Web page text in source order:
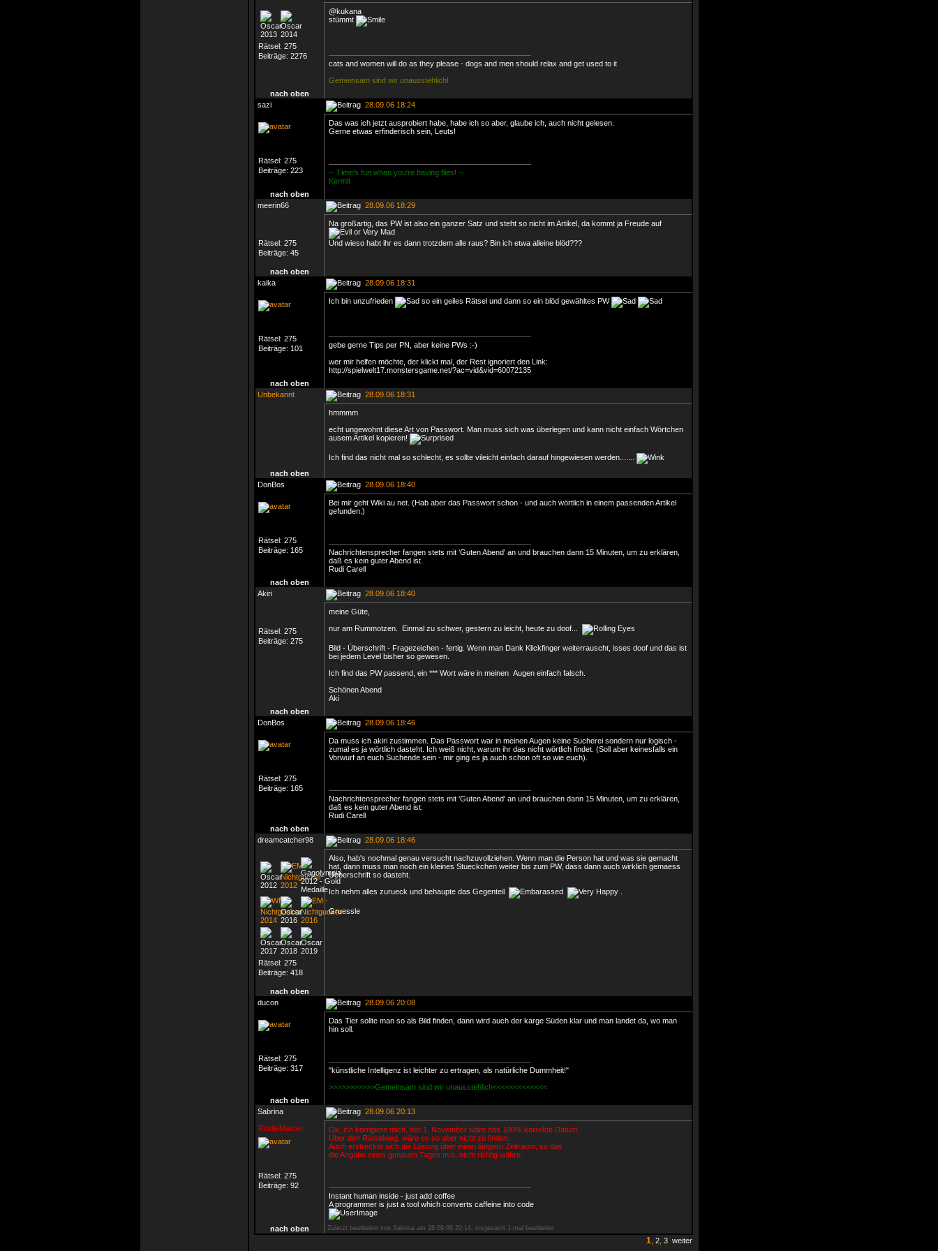
Rätsel: 275
Beiträge: 2276
@kukana
stümmt
cats and women will do as they please - dogs and men should relax and get used to it
Gemeinsam sind wir unausstehlich!
nach oben
sazi
28.09.06 18:24
Rätsel: 275
Beiträge: 223
Das was ich jetzt ausprobiert habe, habe ich so aber, glaube ich, auch nicht gelesen.
Gerne etwas erfinderisch sein, Leuts!
-- Time's fun when you're having flies! --
Kermit
nach oben
meerin66
28.09.06 18:29
Rätsel: 275
Beiträge: 45
Na großartig, das PW ist also ein ganzer Satz und steht so nicht im Artikel, da kommt ja Freude auf
Und wieso habt ihr es dann trotzdem alle raus? Bin ich etwa alleine blöd???
nach oben
kaika
28.09.06 18:31
Rätsel: 275
Beiträge: 101
Ich bin unzufrieden so ein geiles Rätsel und dann so ein blöd gewähltes PW
gebe gerne Tips per PN, aber keine PWs :-)
wer mir helfen möchte, der klickt mal, der Rest ignoriert den Link:
http://spielwelt17.monstersgame.net/?ac=vid&vid=60072135
nach oben
Unbekannt
28.09.06 18:31
hmmmm
echt ungewohnt diese Art von Passwort. Man muss sich was überlegen und kann nicht einfach Wörtchen
ausem Artikel kopieren!
Ich find das nicht mal so schlecht, es sollte vileicht einfach darauf hingewiesen werden.......
nach oben
DonBos
28.09.06 18:40
Rätsel: 275
Beiträge: 165
Bei mir geht Wiki au net. (Hab aber das Passwort schon - und auch wörtlich in einem passenden Artikel
gefunden.)
Nachrichtensprecher fangen stets mit 'Guten Abend' an und brauchen dann 15 Minuten, um zu erklären,
daß es kein guter Abend ist.
Rudi Carell
nach oben
Akiri
28.09.06 18:40
Rätsel: 275
Beiträge: 275
meine Güte,
nur am Rummotzen. Einmal zu schwer, gestern zu leicht, heute zu doof...
Bild - Überschrift - Fragezeichen - fertig. Wenn man Dank Klickfinger weiterrauscht, isses doof und das ist
bei jedem Level bisher so gewesen.
Ich find das PW passend, ein *** Wort wäre in meinen Augen einfach falsch.
Schönen Abend
Aki
nach oben
DonBos
28.09.06 18:46
Rätsel: 275
Beiträge: 165
Da muss ich akiri zustimmen. Das Passwort war in meinen Augen keine Sucherei sondern nur logisch -
zumal es ja wörtlich dasteht. Ich weiß nicht, warum ihr das nicht wörtlich findet. (Soll aber keinesfalls ein
Vorwurf an euch Suchende sein - mir ging es ja auch schon oft so wie euch).
Nachrichtensprecher fangen stets mit 'Guten Abend' an und brauchen dann 15 Minuten, um zu erklären,
daß es kein guter Abend ist.
Rudi Carell
nach oben
dreamcatcher98
28.09.06 18:46
Rätsel: 275
Beiträge: 418
Also, hab's nochmal genau versucht nachzuvollziehen. Wenn man die Person hat und was sie gemacht
hat, dann muss man noch ein kleines Stueckchen weiter bis zum PW, dass dann auch wirklich gemaess
Ueberschrift so dasteht.
Ich nehm alles zurueck und behaupte das Gegenteil
Gruessle
nach oben
ducon
28.09.06 20:08
Rätsel: 275
Beiträge: 317
Das Tier sollte man so als Bild finden, dann wird auch der karge Süden klar und man landet da, wo man
hin soll.
"künstliche Intelligenz ist leichter zu ertragen, als natürliche Dummheit!"
>>>>>>>>>>>Gemeinsam sind wir unausstehlich<<<<<<<<<<<<<
nach oben
Sabrina
28.09.06 20:13
RiddleMaster
Rätsel: 275
Beiträge: 92
Ok, ich korrigiere mich, der 1. November wäre das 100% korrekte Datum.
Über den Rätselweg, wäre es so aber nicht zu finden.
Auch erstreckte sich die Lösung über einen längern Zeitraum, so das
die Angabe eines genauen Tages m.e. nicht richtig währe.
Instant human inside - just add coffee
A programmer is just a tool which converts caffeine into code
nach oben Zuletzt bearbeitet von Sabrina am 28.09.06 20:14, insgesamt 1-mal bearbeitet
1 2 3 weiter